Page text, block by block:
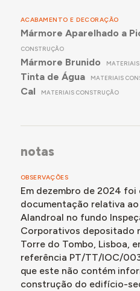
ACABAMENTO E DECORAÇÃO
Mármore Aparelhado a
CONSTRUÇÃO
Mármore Brunido
Tinta de Água MATERIAIS
Cal MATERIAIS CONSTRUÇÃO
notas
OBSERVAÇÕES
Em dezembro de 2024
documentação relativa
Alandroal no fundo
Corporativos depositado
Torre do Tombo, Lisboa,
referência PT/TT/IOC/
que este não contém
construção do edifício-